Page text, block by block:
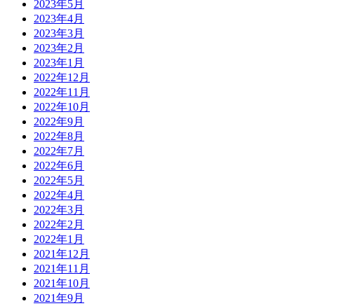
2023年5月
2023年4月
2023年3月
2023年2月
2023年1月
2022年12月
2022年11月
2022年10月
2022年9月
2022年8月
2022年7月
2022年6月
2022年5月
2022年4月
2022年3月
2022年2月
2022年1月
2021年12月
2021年11月
2021年10月
2021年9月